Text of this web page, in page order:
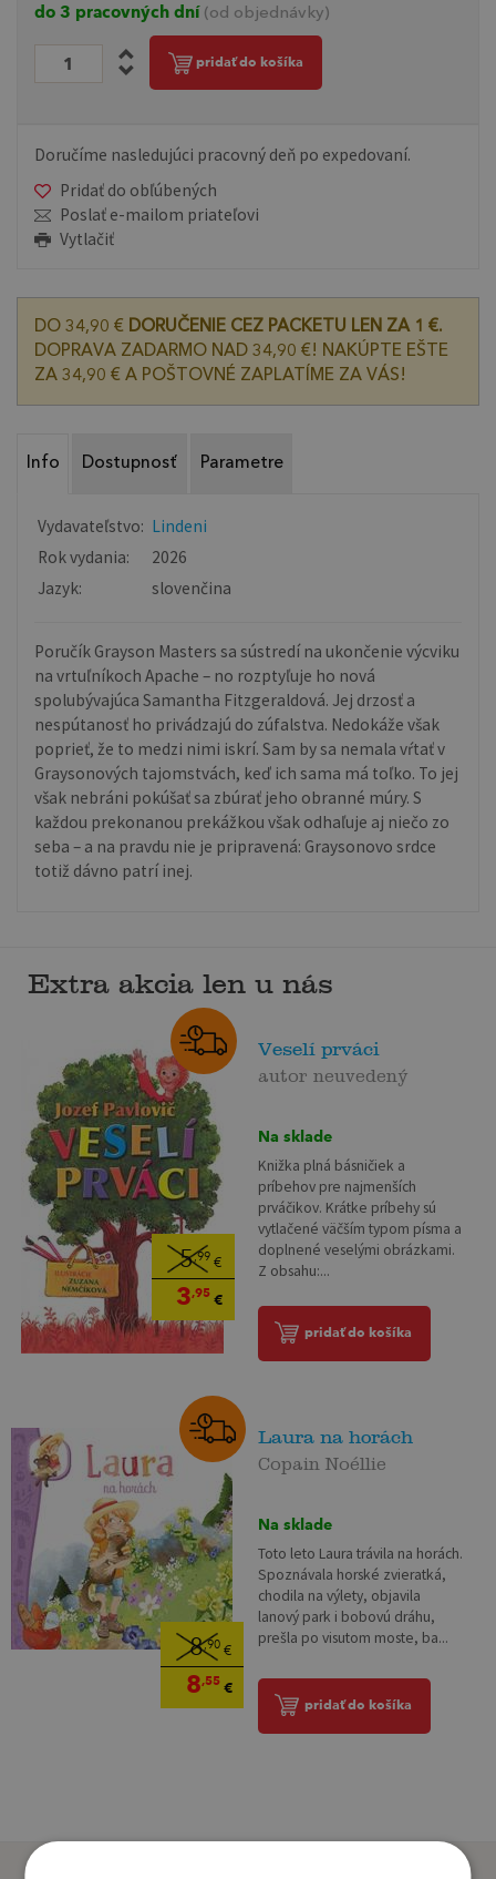
do 3 pracovných dní (od objednávky)
pridať do košíka
Doručíme nasledujúci pracovný deň po expedovaní.
Pridať do obľúbených
Poslať e-mailom priateľovi
Vytlačiť
DO 34,90 € DORUČENIE CEZ PACKETU LEN ZA 1 €.
DOPRAVA ZADARMO NAD 34,90 €! NAKÚPTE EŠTE
ZA 34,90 € A POŠTOVNÉ ZAPLATÍME ZA VÁS!
Info Dostupnosť Parametre
Vydavateľstvo: Lindeni
Rok vydania:
2026
Jazyk:
slovenčina
Poručík Grayson Masters sa sústredí na ukončenie výcviku
na vrtuľníkoch Apache – no rozptyľuje ho nová
spolubývajúca Samantha Fitzgeraldová. Jej drzosť a
nespútanosť ho privádzajú do zúfalstva. Nedokáže však
poprieť, že to medzi nimi iskrí. Sam by sa nemala vŕtať v
Graysonových tajomstvách, keď ich sama má toľko. To jej
však nebráni pokúšať sa zbúrať jeho obranné múry. S
každou prekonanou prekážkou však odhaľuje aj niečo zo
seba – a na pravdu nie je pripravená: Graysonovo srdce
totiž dávno patrí inej.
Extra akcia len u nás
5,99 €
3,95 €
Veselí prváci
autor neuvedený
Na sklade
Knižka plná básničiek a
príbehov pre najmenších
prváčikov. Krátke príbehy sú
vytlačené väčším typom písma a
doplnené veselými obrázkami.
Z obsahu:...
pridať do košíka
8,90€
8,55€
Laura na horách
Copain Noéllie
Na sklade
Toto leto Laura trávila na horách.
Spoznávala horské zvieratká,
chodila na výlety, objavila
lanový park i bobovú dráhu,
prešla po visutom moste, ba...
pridať do košíka